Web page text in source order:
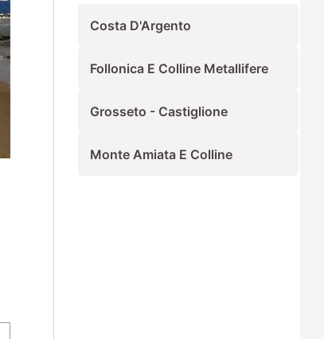
Costa D'Argento
Follonica E Colline Metallifere
Grosseto - Castiglione
Monte Amiata E Colline